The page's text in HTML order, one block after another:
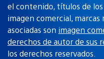
el contenido, títulos de
imagen comercial, marcas
asociadas son imagen
derechos de autor de sus
los derechos reservados.